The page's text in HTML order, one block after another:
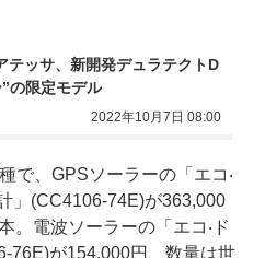
テッサ、新開発デュラテクトD
の限定モデル
2022年10月7日 08:00
で、GPSソーラーの「エコ‧
」(CC4106-74E)が363,000
。電波ソーラーの「エコ‧ド
76E)が154,000円、数量は世